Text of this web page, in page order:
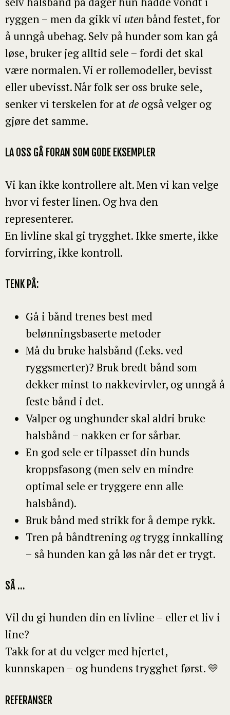
ryggen – men da gikk vi utenbånd festet, for
å unngå ubehag. Selv på hunder som kan gå
løse, bruker jeg alltid sele – fordi det skal
være normalen. Vi er rollemodeller, bevisst
eller ubevisst. Når folk ser oss bruke sele,
senker vi terskelen for at de også velger og
gjøre det samme.
LA OSS GÅ FORAN SOM GODE EKSEMPLER
Vi kan ikke kontrollere alt. Men vi kan velge
hvor vi fester linen. Og hva den
representerer.
En livline skal gi trygghet. Ikke smerte, ikke
forvirring, ikke kontroll.
TENK PÅ:
Gå i bånd trenes best med
belønningsbaserte metoder
Må du bruke halsbånd (f.eks. ved
ryggsmerter)? Bruk bredt bånd som
dekker minst to nakkevirvler, og unngå å
feste bånd i det.
Valper og unghunder skal aldri bruke
halsbånd – nakken er for sårbar.
En god sele er tilpasset din hunds
kroppsfasong (men selv en mindre
optimal sele er tryggere enn alle
halsbånd).
Bruk bånd med strikk for å dempe rykk.
Tren på båndtreningogtrygg innkalling
– så hunden kan gå løs når det er trygt.
SÅ …
Vil du gi hunden din en livline – eller et liv i
line?
Takk for at du velger med hjertet,
kunnskapen – og hundens trygghet først. 💛
REFERANSER